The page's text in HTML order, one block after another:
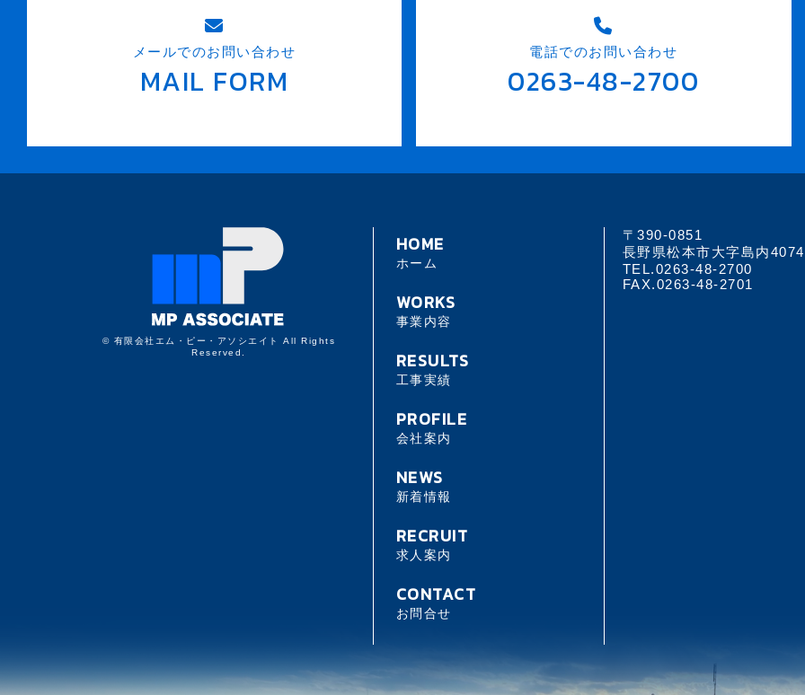
メールでのお問い合わせ
MAIL FORM
電話でのお問い合わせ
0263-48-2700
© 有限会社エム・ピー・アソシエイト All Rights
Reserved.
HOME
ホーム
WORKS
事業内容
RESULTS
工事実績
PROFILE
会社案内
NEWS
新着情報
RECRUIT
求人案内
CONTACT
お問合せ
〒390-0851
長野県松本市大字島内
TEL.0263-48-2700
FAX.0263-48-2701